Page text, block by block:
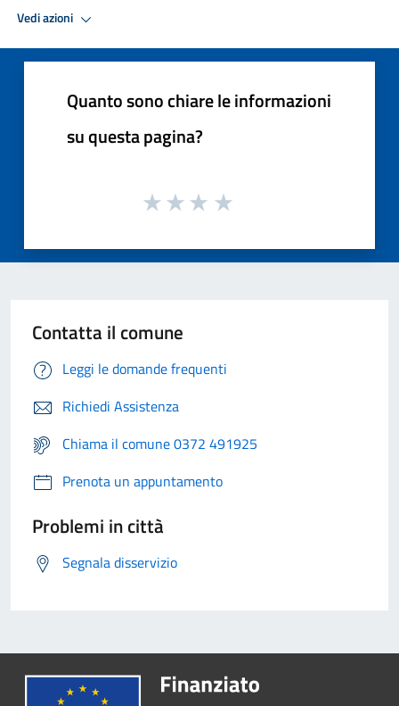
Vedi azioni
Quanto sono chiare le informazioni
su questa pagina?
Contatta il comune
Leggi le domande frequenti
Richiedi Assistenza
Chiama il comune 0372 491925
Prenota un appuntamento
Problemi in città
Segnala disservizio